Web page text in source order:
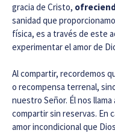
gracia de Cristo,
sanidad que
física, es a través de este
experimentar el amor de
Al compartir, recordemos
o recompensa terrenal,
nuestro Señor. Él nos
compartir sin reservas. En
amor incondicional que